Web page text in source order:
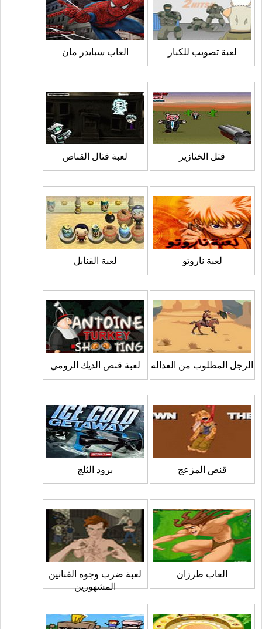
لعبة تصويب للكبار العاب سبايدر مان
قتل الخنازير لعبة قتال القناص
لعبة ناروتو لعبة القنابل
الرجل المطلوب من العداله لعبة قنص الديك الرومي
قنص المزعج برود الثلج
العاب طرزان
لعبة ضرب وجوه الفنانين
المشهورين